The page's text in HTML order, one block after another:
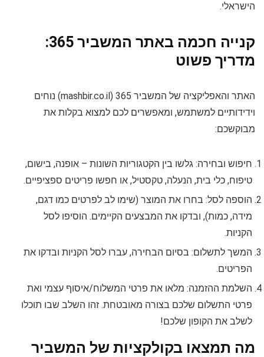
הישראלי.
קנייה חכמה באתר המשביר 365:
מדריך פשוט
האתר והאפליקציה של המשביר 365 (mashbir.co.il) נוחים
וידידותיים למשתמש, ומאפשרים לכם למצוא בקלות את
מבוקשכם:
חיפוש ובחירה: גלשו בין הקטגוריות השונות – אופנה, בישום,
טיפוח, כלי בית, הנעלה, טקסטיל, או חפשו פריטים ספציפיים.
הוספה לסל: בחרו את המוצר (שימו לב לפרטים כמו דגם,
מידה, כמות), ובדקו את המבצעים הקיימים. הוסיפו לסל
הקניות.
המשך לתשלום: בסיום הבחירה, עברו לסל הקניות ובדקו את
הפריטים.
השלמת ההזמנה: מלאו את פרטי המשלוח/איסוף עצמי ואת
פרטי התשלום שלכם בצורה מאובטחת. זהו השלב שבו תוכלו
לשלב את הקופון שלכם!
מה תמצאו בקולקציות של המשביר